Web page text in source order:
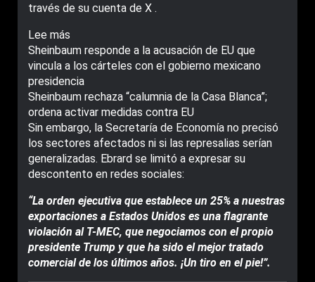
través de su cuenta de X .
Lee más
Sheinbaum responde a la acusación de EU que
vincula a los cárteles con el gobierno mexicano
presidencia
Sheinbaum rechaza “calumnia de la Casa Blanca”;
ordena activar medidas contra EU
Sin embargo, la Secretaría de Economía no precisó
los sectores afectados ni si las represalias serían
generalizadas. Ebrard se limitó a expresar su
descontento en redes sociales:
“La orden ejecutiva que establece un 25% a nuestras
exportaciones a Estados Unidos es una flagrante
violación al T-MEC, que negociamos con el propio
presidente Trump y que ha sido el mejor tratado
comercial de los últimos años. ¡Un tiro en el pie!”.